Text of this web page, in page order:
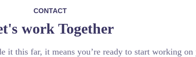
CONTACT
work Together
it this far, it means you’re ready to start working on